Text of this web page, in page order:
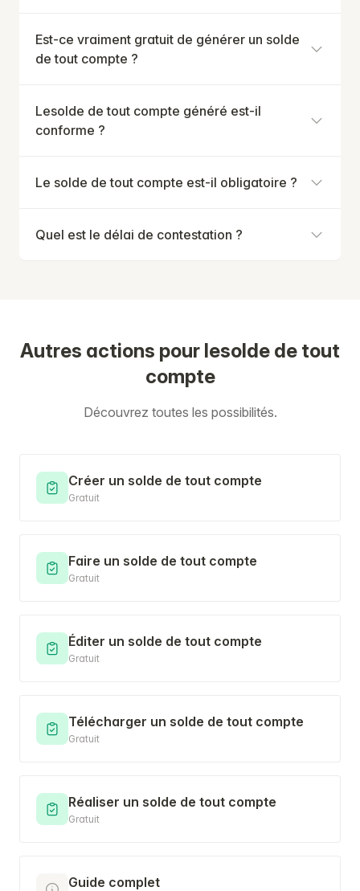
Est-ce vraiment gratuit de générer un solde
de tout compte ?
Lesolde de tout compte généré est-il
conforme ?
Le solde de tout compte est-il obligatoire ?
Quel est le délai de contestation ?
Autres actions pour lesolde de tout
compte
Découvrez toutes les possibilités.
Créer un solde de tout compte
Gratuit
Faire un solde de tout compte
Gratuit
Éditer un solde de tout compte
Gratuit
Télécharger un solde de tout compte
Gratuit
Réaliser un solde de tout compte
Gratuit
Guide complet